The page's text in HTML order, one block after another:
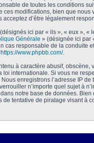
de toutes les conditions
ces modifications, bien que
d’être légalement
ici par « ils », « eux »,
Générale » (désignée ici par
cas responsable de la conduite
https://www.phpbb.com/.
à caractère abusif,
internationale. Si vous ne
enregistrons l’adresse IP
n’importe quel sujet à
notre base de données.
tentative de piratage visant à